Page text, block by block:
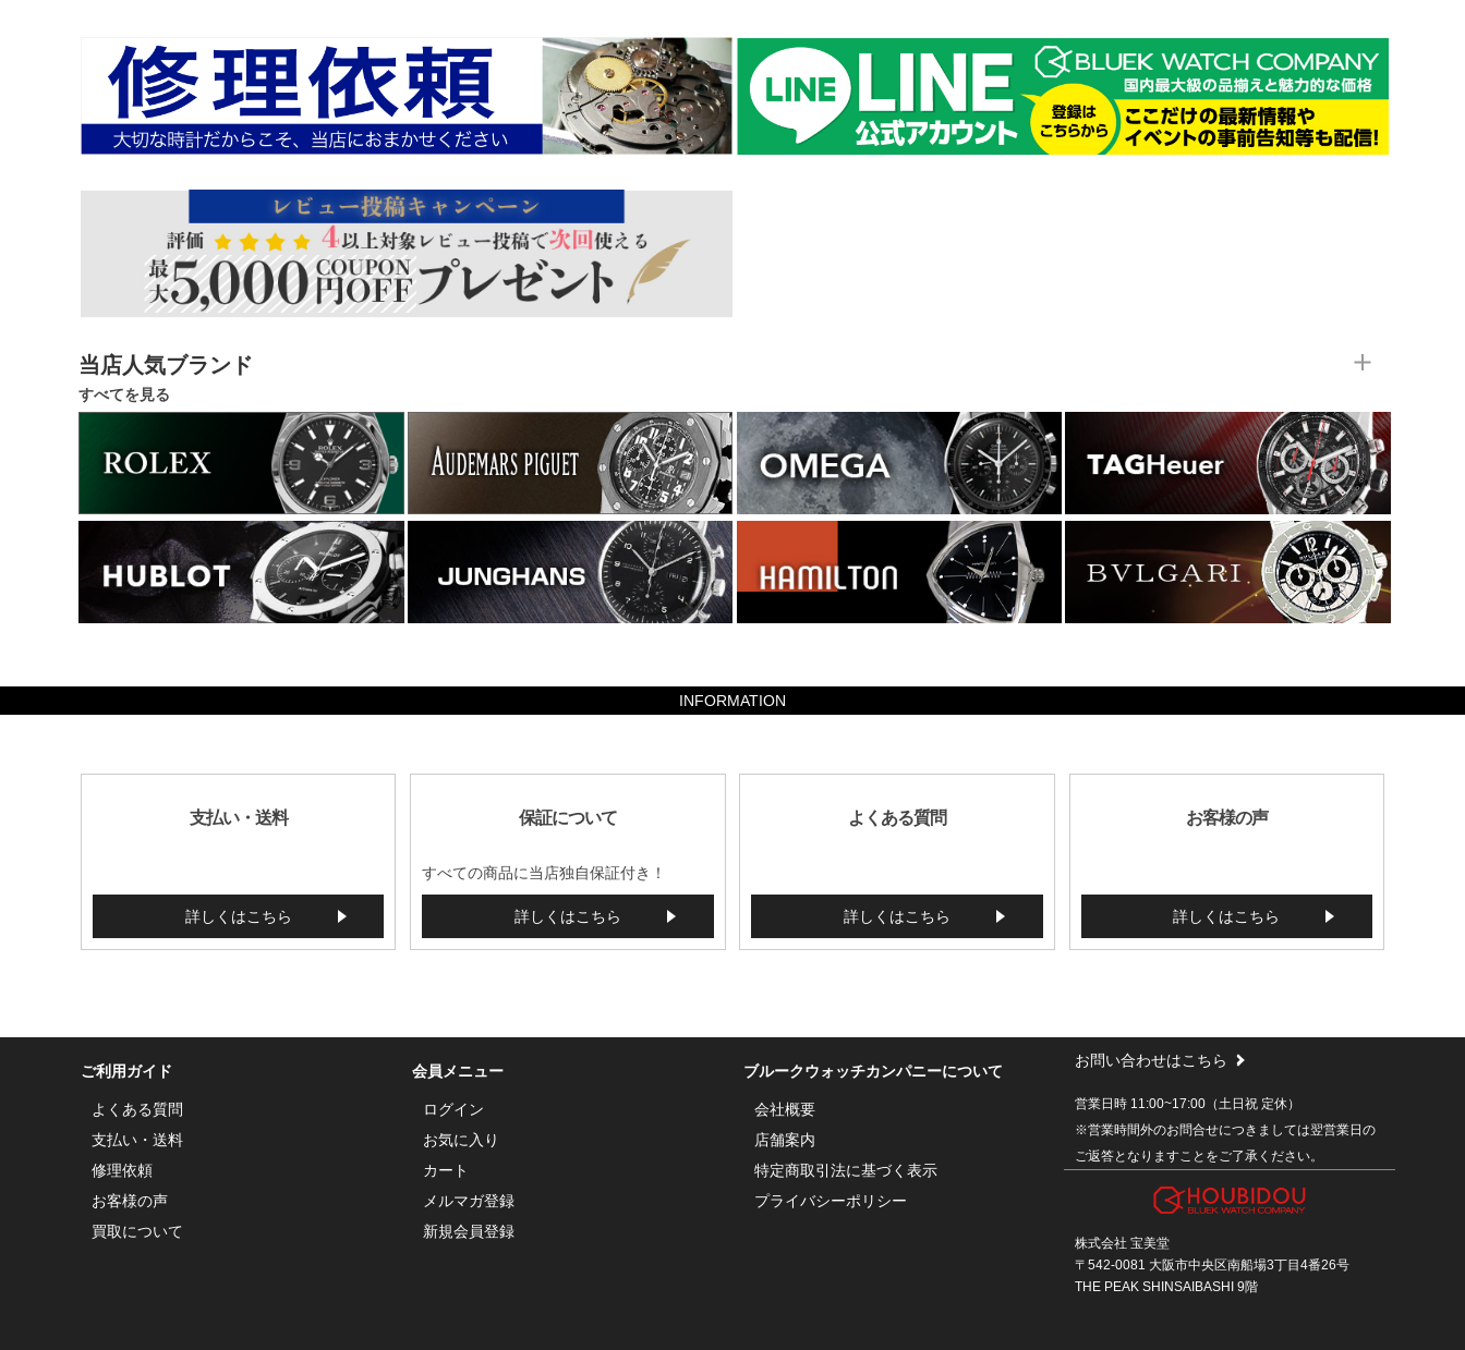
当店人気ブランド
すべてを見る
INFORMATION
支払い・送料
詳しくはこちら
保証について
すべての商品に当店独自保証付き！
詳しくはこちら
よくある質問
詳しくはこちら
お客様の声
詳しくはこちら
ご利用ガイド
よくある質問
支払い・送料
修理依頼
お客様の声
買取について
会員メニュー
ログイン
お気に入り
カート
メルマガ登録
新規会員登録
ブルークウォッチカンパニーについて
会社概要
店舗案内
特定商取引法に基づく表示
プライバシーポリシー
お問い合わせはこちら
営業日時 11:00~17:00（土日祝 定休）
※営業時間外のお問合せにつきましては翌営業日の
ご返答となりますことをご了承ください。
株式会社 宝美堂
〒542-0081 大阪市中央区南船場3丁目4番26号
THE PEAK SHINSAIBASHI 9階